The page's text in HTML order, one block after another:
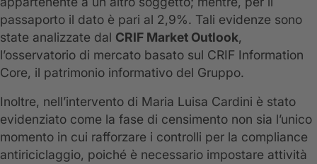
passaporto il dato è pari al 2,9%. Tali evidenze sono
state analizzate dal CRIF Market Outlook,
l’osservatorio di mercato basato sul CRIF Information
Core, il patrimonio informativo del Gruppo.
Inoltre, nell’intervento di Maria Luisa Cardini è stato
evidenziato come la fase di censimento non sia l’unico
momento in cui rafforzare i controlli per la compliance
antiriciclaggio, poiché è necessario impostare attività